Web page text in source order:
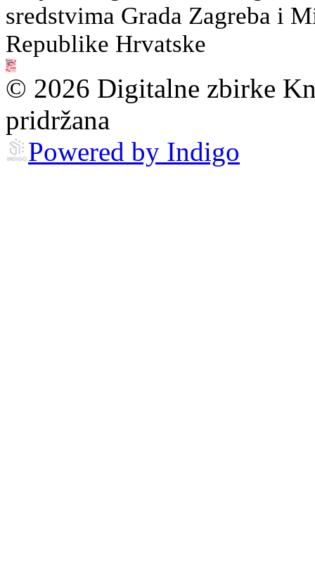
sredstvima Grada Zagreba i
Republike Hrvatske
© 2026 Digitalne zbirke
pridržana
Powered by Indigo